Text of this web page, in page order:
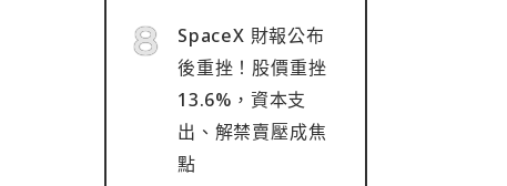
SpaceX 財報公布
後重挫！股價重挫
13.6%，資本支
出、解禁賣壓成焦
點